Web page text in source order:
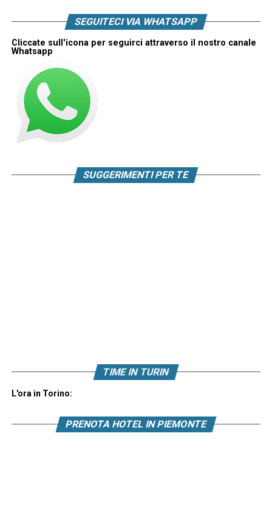
SEGUITECI VIA WHATSAPP
Cliccate sull'icona per seguirci attraverso il nostro canale
Whatsapp
SUGGERIMENTI PER TE
TIME IN TURIN
L'ora in Torino:
PRENOTA HOTEL IN PIEMONTE